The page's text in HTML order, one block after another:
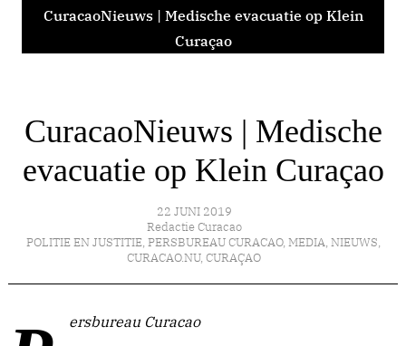
CuracaoNieuws | Medische evacuatie op Klein
Curaçao
CuracaoNieuws | Medische
evacuatie op Klein Curaçao
22 JUNI 2019
Redactie Curacao
POLITIE EN JUSTITIE, PERSBUREAU CURACAO, MEDIA, NIEUWS,
CURACAO.NU, CURAÇAO
Persbureau Curacao